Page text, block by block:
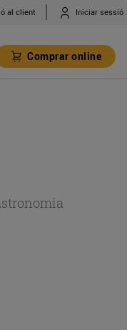
al client Iniciar sessió
Comprar online